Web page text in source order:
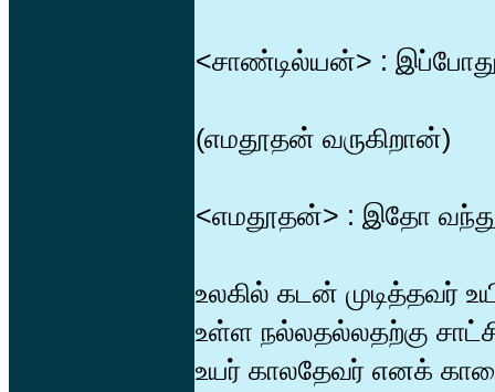
<சாண்டில்யன்> :
(எமதூதன் வருகிறான்)
<எமதூதன்> : இதோ
உலகில் கடன் முடித்தவர்
உள்ள நல்லதல்லதற்கு
உயர் காலதேவர் எனக்